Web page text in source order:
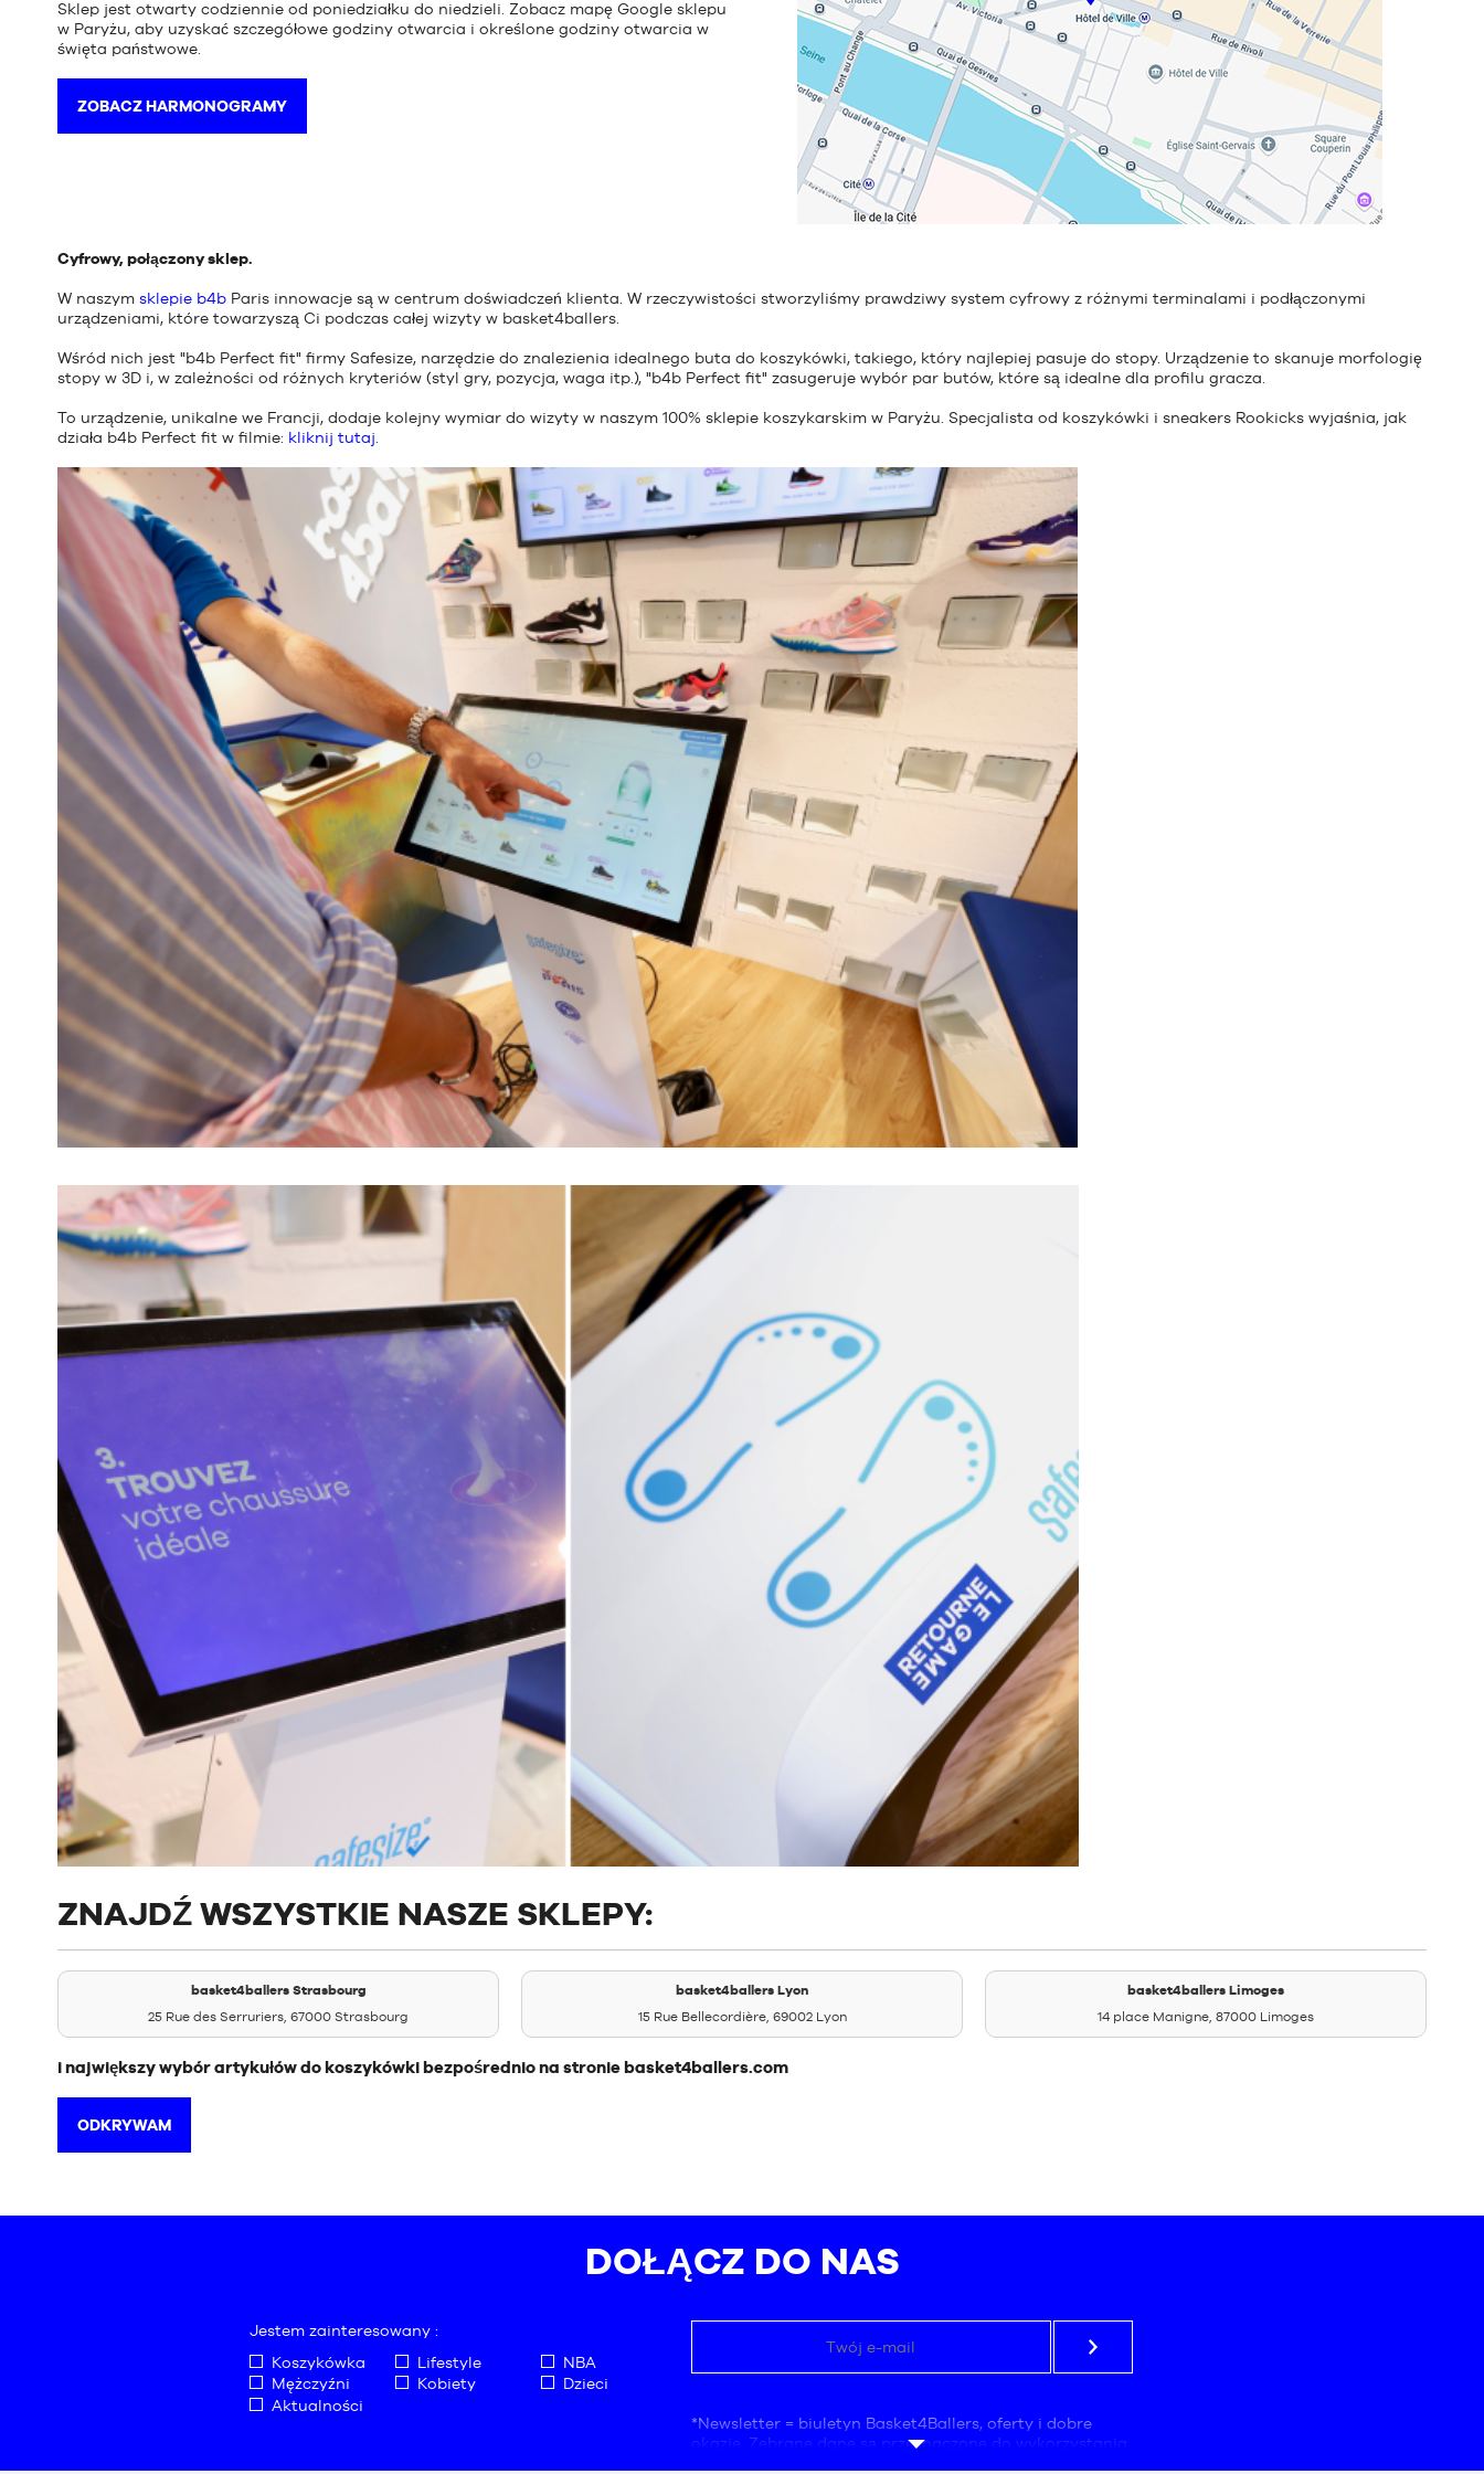
Sklep jest otwarty codziennie od poniedziałku do niedzieli. Zobacz mapę Google sklepu
w Paryżu, aby uzyskać szczegółowe godziny otwarcia i określone godziny otwarcia w
święta państwowe.
ZOBACZ HARMONOGRAMY
Cyfrowy, połączony sklep.
W naszym sklepie b4b Paris innowacje są w centrum doświadczeń klienta. W rzeczywistości stworzyliśmy prawdziwy system cyfrowy z różnymi terminalami i podłączonymi
urządzeniami, które towarzyszą Ci podczas całej wizyty w basket4ballers.
Wśród nich jest "b4b Perfect fit" firmy Safesize, narzędzie do znalezienia idealnego buta do koszykówki, takiego, który najlepiej pasuje do stopy. Urządzenie to skanuje morfologię
stopy w 3D i, w zależności od różnych kryteriów (styl gry, pozycja, waga itp.), "b4b Perfect fit" zasugeruje wybór par butów, które są idealne dla profilu gracza.
To urządzenie, unikalne we Francji, dodaje kolejny wymiar do wizyty w naszym 100% sklepie koszykarskim w Paryżu. Specjalista od koszykówki i sneakers Rookicks wyjaśnia, jak
działa b4b Perfect fit w filmie: kliknij tutaj
ZNAJDŹ WSZYSTKIE NASZE SKLEPY:
basket4ballers Strasbourg
25 Rue des Serruriers, 67000 Strasbourg
basket4ballers Lyon
15 Rue Bellecordière, 69002 Lyon
basket4ballers Limoges
14 place Manigne, 87000 Limoges
i największy wybór artykułów do koszykówki bezpośrednio na stronie basket4ballers.com
ODKRYWAM
DOŁĄCZ DO NAS
Jestem zainteresowany :
Koszykówka
Lifestyle
NBA
Mężczyźni
Kobiety
Dzieci
Aktualności
*Newsletter = biuletyn Basket4Ballers, oferty i dobre
okazje. Zebrane dane są przeznaczone do wykorzystania